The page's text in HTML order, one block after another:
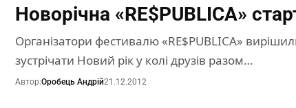
Новорічна «RE$PUBLICA»
Організатори фестивалю «RE$PUBLICA»
зустрічати Новий рік у колі друзів разом…
Автор:Оробець Андрій21.12.2012